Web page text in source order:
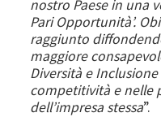
nostro Paese in una
Pari Opportunità’.
raggiunto
maggiore
Diversità e
competitività e nelle
dell’impresa stessa”.